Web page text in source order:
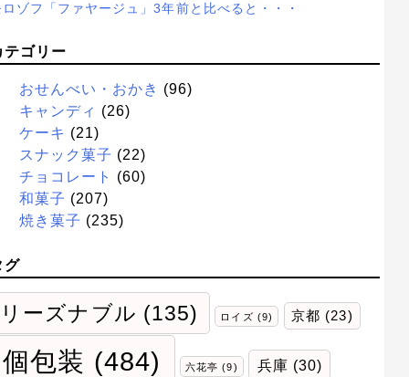
ゾフ「ファヤージュ」3年前と比べると・・・
テゴリー
おせんべい・おかき (96)
キャンディ (26)
ケーキ (21)
スナック菓子 (22)
チョコレート
(60)
和菓子 (207)
焼き菓子 (235)
グ
リーズナブル (135) ロイズ (9) 京都 (23)
個包装 (484) 六花亭 (9) 兵庫 (30)